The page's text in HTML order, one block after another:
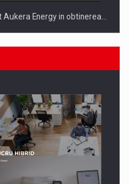
Energy in obtinerea…
DE AFACERI, ACADEMIC